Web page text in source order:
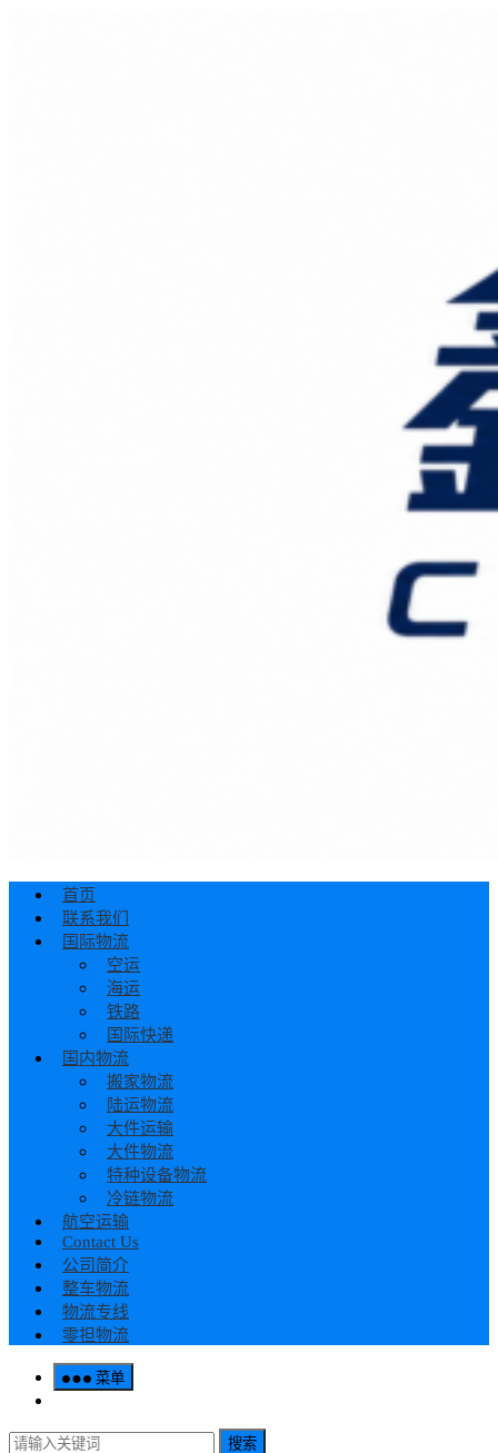
首页
联系我们
国际物流
空运
海运
铁路
国际快递
国内物流
搬家物流
陆运物流
大件运输
大件物流
特种设备物流
冷链物流
航空运输
Contact Us
公司简介
整车物流
物流专线
零担物流
菜单
搜索